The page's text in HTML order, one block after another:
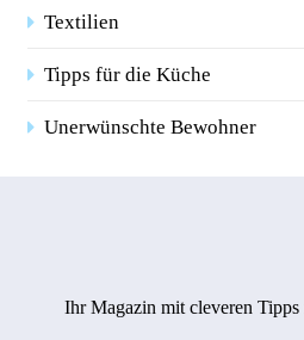
Textilien
Tipps für die Küche
Unerwünschte Bewohner
Ihr Magazin mit cleveren